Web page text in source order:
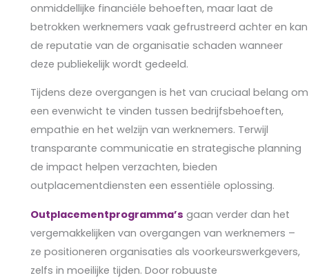
onmiddellijke financiële behoeften, maar laat de
betrokken werknemers vaak gefrustreerd achter en kan
de reputatie van de organisatie schaden wanneer
deze publiekelijk wordt gedeeld.
Tijdens deze overgangen is het van cruciaal belang om
een evenwicht te vinden tussen bedrijfsbehoeften,
empathie en het welzijn van werknemers. Terwijl
transparante communicatie en strategische planning
de impact helpen verzachten, bieden
outplacementdiensten een essentiële oplossing.
Outplacementprogramma’s gaan verder dan het
vergemakkelijken van overgangen van werknemers –
ze positioneren organisaties als voorkeurswerkgevers,
zelfs in moeilijke tijden. Door robuuste